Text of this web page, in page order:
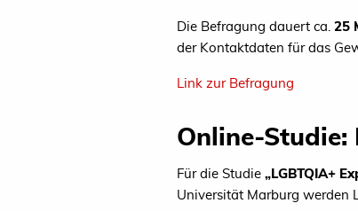
Die Befragung dauert ca. 25
der Kontaktdaten für das
Link zur Befragung
Online-Studie:
Für die Studie „LGBTQIA+
Universität Marburg werden